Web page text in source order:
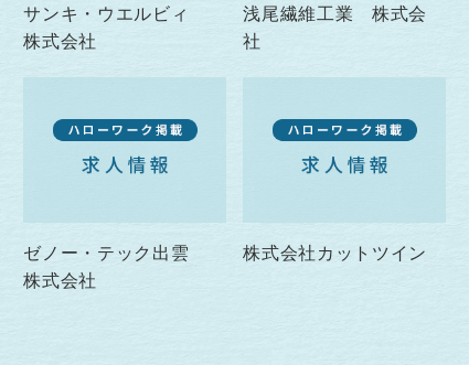
サンキ・ウエルビィ
株式会社
浅尾繊維工業 株式会
社
ゼノー・テック出雲
株式会社
株式会社カットツイン